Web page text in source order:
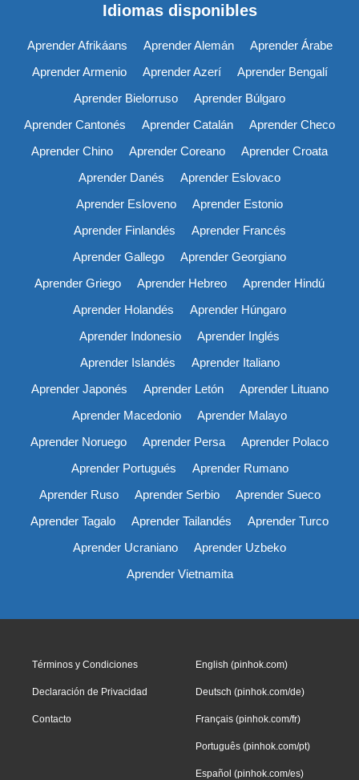
Idiomas disponibles
Aprender Afrikáans Aprender Alemán
Aprender Árabe
Aprender Armenio
Aprender Azerí
Aprender Bengalí
Aprender Bielorruso
Aprender Búlgaro
Aprender Cantonés
Aprender Catalán
Aprender Checo
Aprender Chino
Aprender Coreano
Aprender Croata
Aprender Danés
Aprender Eslovaco
Aprender Esloveno
Aprender Estonio
Aprender Finlandés
Aprender Francés
Aprender Gallego
Aprender Georgiano
Aprender Griego
Aprender Hebreo
Aprender Hindú
Aprender Holandés
Aprender Húngaro
Aprender Indonesio
Aprender Inglés
Aprender Islandés
Aprender Italiano
Aprender Japonés
Aprender Letón
Aprender Lituano
Aprender Macedonio
Aprender Malayo
Aprender Noruego
Aprender Persa
Aprender Polaco
Aprender Portugués
Aprender Rumano
Aprender Ruso
Aprender Serbio
Aprender Sueco
Aprender Tagalo
Aprender Tailandés
Aprender Turco
Aprender Ucraniano
Aprender Uzbeko
Aprender Vietnamita
Términos y Condiciones
Declaración de Privacidad
Contacto
English (pinhok.com)
Deutsch (pinhok.com/de)
Français (pinhok.com/fr)
Português (pinhok.com/pt)
Español (pinhok.com/es)